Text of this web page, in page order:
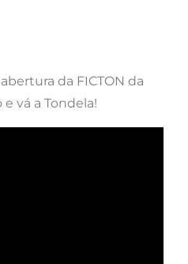
da FICTON da
vá a Tondela!